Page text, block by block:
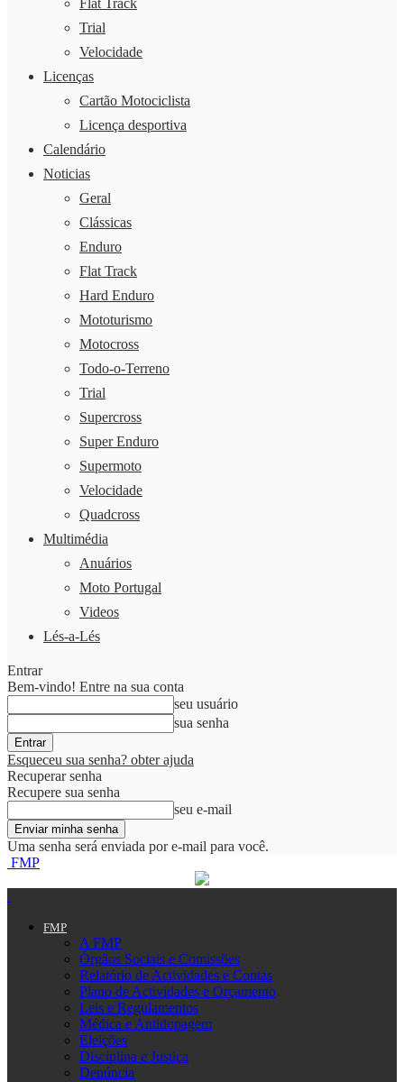
Flat Track
Trial
Velocidade
Licenças
Cartão Motociclista
Licença desportiva
Calendário
Noticias
Geral
Clássicas
Enduro
Flat Track
Hard Enduro
Mototurismo
Motocross
Todo-o-Terreno
Trial
Supercross
Super Enduro
Supermoto
Velocidade
Quadcross
Multimédia
Anuários
Moto Portugal
Videos
Lés-a-Lés
Entrar
Bem-vindo! Entre na sua conta
seu usuário
sua senha
Esqueceu sua senha? obter ajuda
Recuperar senha
Recupere sua senha
seu e-mail
Uma senha será enviada por e-mail para você.
FMP
FMP
A FMP
Órgãos Sociais e Comissões
Relatório de Actividades e Contas
Plano de Actividades e Orçamento
Leis e Regulamentos
Médica e Antidopagem
Eleições
Disciplina e Justiça
Denúncia